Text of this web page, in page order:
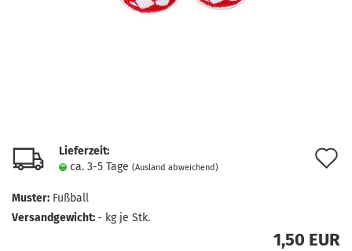
Lieferzeit:
ca. 3-5 Tage (Ausland abweichend)
Muster: Fußball
Versandgewicht:- kg je Stk.
1,50 EUR